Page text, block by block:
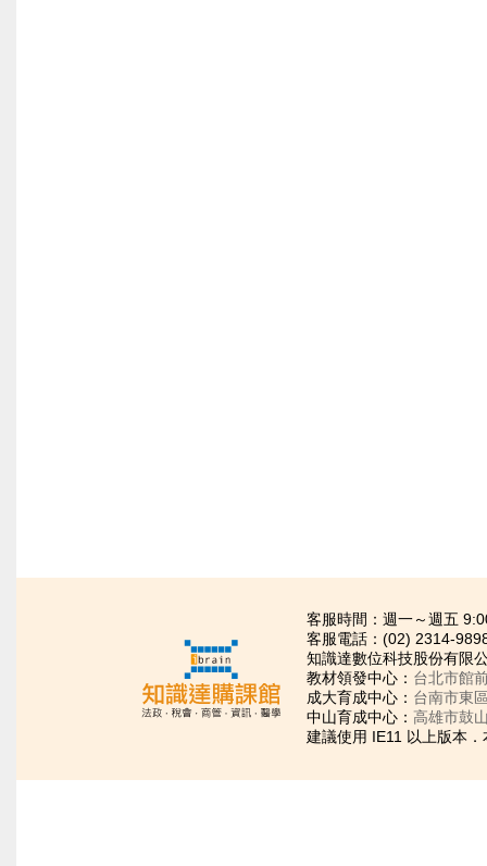
客服時間：週一～週五
客服電話：(02) 2314-
知識達數位科技股份有
教材領發中心： 台北市館
成大育成中心： 台南市東
中山育成中心： 高雄市鼓
建議使用 IE11 以上版本